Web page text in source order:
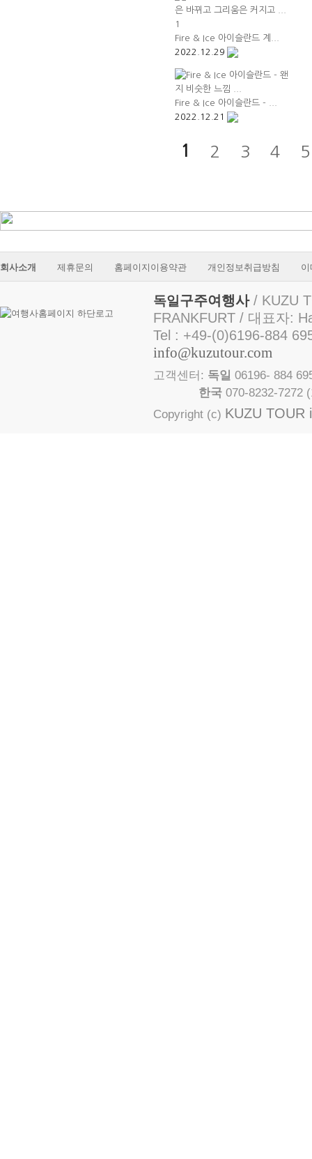
Fire & Ice 아이슬란드 계...
2022.12.29
Fire & Ice 아이슬란드 - ...
2022.12.21
1 2 3 4
회사소개 제휴문의 홈페이지이용약관 개인정보취급방침
독일 구주여행사/ KUZU
FRANKFURT / 대표자:
Tel : +49-(0)6196-884
info@kuzutour.com
고객센터: 독일 06196- 884
한국 070-8232-7272
Copyright (c) KUZU TOUR